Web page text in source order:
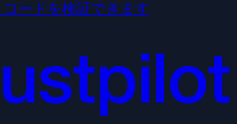
ードを検証できます